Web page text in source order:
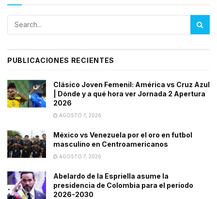
PUBLICACIONES RECIENTES
Clásico Joven Femenil: América vs Cruz Azul
| Dónde y a qué hora ver Jornada 2 Apertura
2026
AGOSTO 7, 2026
México vs Venezuela por el oro en futbol
masculino en Centroamericanos
AGOSTO 7, 2026
Abelardo de la Espriella asume la
presidencia de Colombia para el periodo
2026-2030